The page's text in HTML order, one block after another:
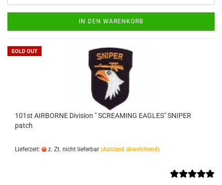
IN DEN WARENKORB
SOLD OUT
101st AIRBORNE Division " SCREAMING EAGLES" SNIPER
patch
Lieferzeit: z. Zt. nicht lieferbar (Ausland abweichend)